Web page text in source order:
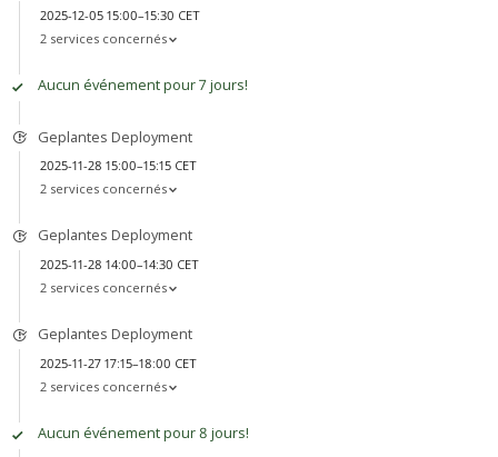
2025-12-05 15:00–15:30 CET
2 services concernés
Aucun événement pour 7 jours!
Geplantes Deployment
2025-11-28 15:00–15:15 CET
2 services concernés
Geplantes Deployment
2025-11-28 14:00–14:30 CET
2 services concernés
Geplantes Deployment
2025-11-27 17:15–18:00 CET
2 services concernés
Aucun événement pour 8 jours!